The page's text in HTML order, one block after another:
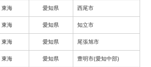
東海 愛知県 西尾市
東海 愛知県 知立市
東海 愛知県 尾張旭市
東海 愛知県 豊明市(愛知中部)